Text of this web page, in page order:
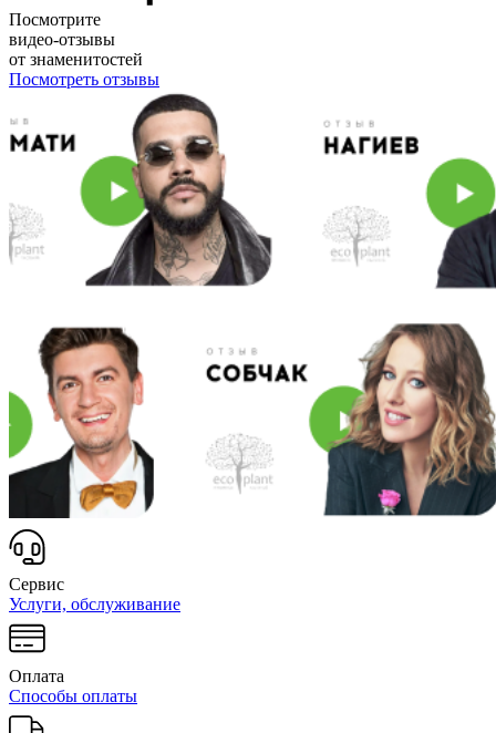
Посмотрите
видео-отзывы
от знаменитостей
Посмотреть отзывы
Сервис
Услуги, обслуживание
Оплата
Способы оплаты